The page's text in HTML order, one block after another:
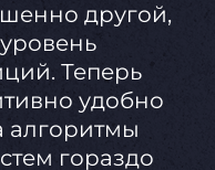
другой,
Теперь
удобно
алгоритмы
гораздо